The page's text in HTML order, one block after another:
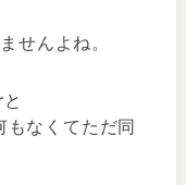
せんよね。
なくてただ同